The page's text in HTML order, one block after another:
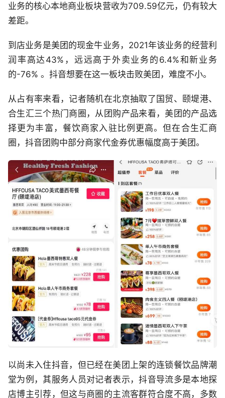
业务的核心本地商业板块营收为709.59亿元，仍有较大
差距。
到店业务是美团的现金牛业务，2021年该业务的经营利
润率高达43%，远远高于外卖业务的6.4%和新业务
的-76% 。抖音想要在这一板块击败美团，难度不小。
从占有率来看，记者随机在北京抽取了国贸、颐堤港、
合生汇三个热门商圈，从团购产品来看，美团的产品选
择更为丰富，餐饮商家入驻比例更高。但在合生汇商
圈，抖音团购中部分商家代金券优惠幅度高于美团。
以尚未入住抖音，但已经在美团上架的连锁餐饮品牌潮
堂为例，其服务人员对记者表示，抖音导流多是本地探
店博主引荐，但这与商圈的主流客群符合度不高，多数